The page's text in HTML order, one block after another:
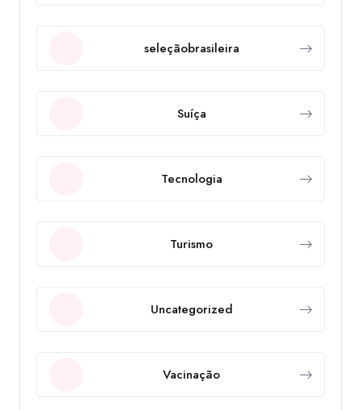
seleçãobrasileira
Suíça
Tecnologia
Turismo
Uncategorized
Vacinação